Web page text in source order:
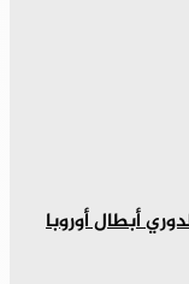
أبطال أوروبا